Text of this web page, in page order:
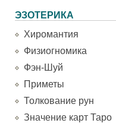
ЭЗОТЕРИКА
Хиромантия
Физиогномика
Фэн-Шуй
Приметы
Толкование рун
Значение карт Таро